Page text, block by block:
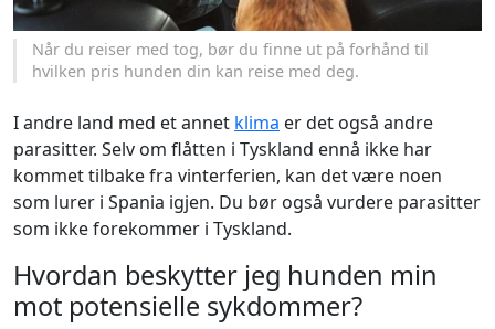
Når du reiser med tog, bør du finne ut på forhånd til
hvilken pris hunden din kan reise med deg.
I andre land med et annet klima er det også andre
parasitter. Selv om flåtten i Tyskland ennå ikke har
kommet tilbake fra vinterferien, kan det være noen
som lurer i Spania igjen. Du bør også vurdere parasitter
som ikke forekommer i Tyskland.
Hvordan beskytter jeg hunden min
mot potensielle sykdommer?